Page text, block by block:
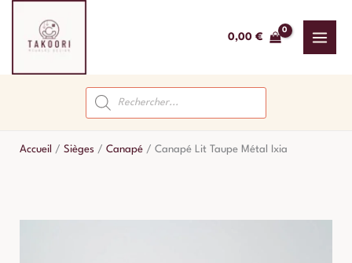
contenu
0,00 €
Recherche
de
produits
Accueil / Sièges / Canapé / Canapé Lit Taupe Métal Ixia